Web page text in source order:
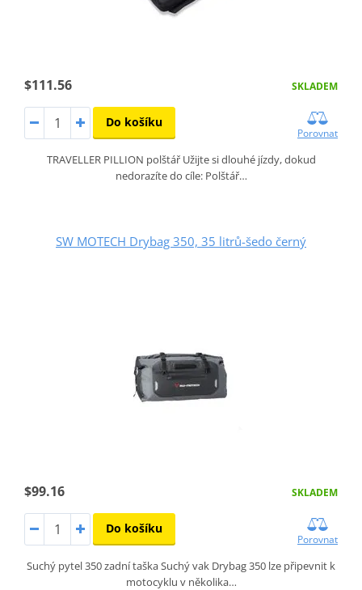
$111.56 SKLADEM
Do košíku
Porovnat
TRAVELLER PILLION polštář Užijte si dlouhé jízdy, dokud
nedorazíte do cíle: Polštář…
SW MOTECH Drybag 350, 35 litrů-šedo černý
$99.16 SKLADEM
Do košíku
Porovnat
Suchý pytel 350 zadní taška Suchý vak Drybag 350 lze připevnit k
motocyklu v několika…